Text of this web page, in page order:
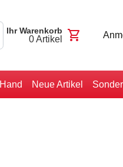
Ihr Warenkorb
0Artikel shopping_cart
Neue Artikel